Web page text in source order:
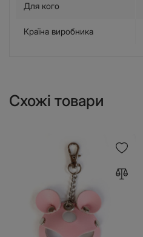
Для кого
Країна виробника
Схожі товари